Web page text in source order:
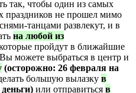
так, чтобы один из самых
праздников не прошел мимо
танцами развлекут, и в
на любой из
пройдут в ближайшие
можете выбраться в центр и
(осторожно: 26 февраля на
большую вылазку в
или отправиться в